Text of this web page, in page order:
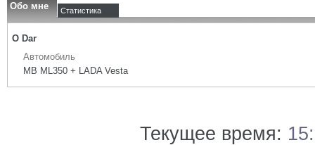
Обо мне Статистика
О Dar
Автомобиль
MB ML350 + LADA Vesta
Текущее время: